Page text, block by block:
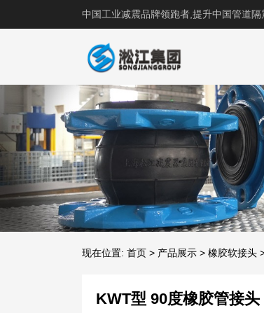
中国工业减震品牌领跑者,提升中国管道
现在位置: 首页 > 产品展示 > 橡胶软接头
KWT型 90度橡胶管接头